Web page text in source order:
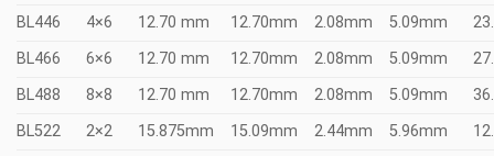
BL446
4×6 12.70 mm 12.70mm 2.08mm 5.09mm
BL466
6×6 12.70 mm 12.70mm 2.08mm 5.09mm
BL488
8×8 12.70 mm 12.70mm 2.08mm 5.09mm
BL522
2×2 15.875mm 15.09mm 2.44mm 5.96mm